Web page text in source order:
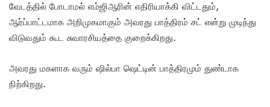
வேடத்தில் போடாமல் எம்ஜிஆரின் எதிரியாக்கி விட்டதும்,
ஆர்ப்பாட்டமாக அறிமுகமாகும் அவரது பாத்திரம் சட் என்று முடிந்து
விடுவதும் கூட சுவாரசியத்தை குறைக்கிறது.
அவரது மகளாக வரும் ஷில்பா ஷெட்டின் பாத்திரமும் துண்டாக
நிற்கிறது.